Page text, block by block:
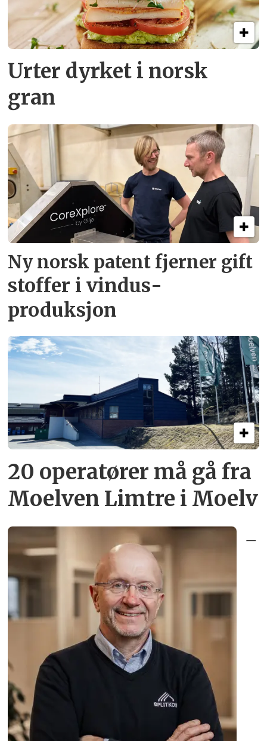
Urter dyrket i norsk
gran
Ny norsk patent fjerner gift­
stoffer i vindus­
produksjon
20 operatører må gå fra
Moelven Limtre i Moelv
–